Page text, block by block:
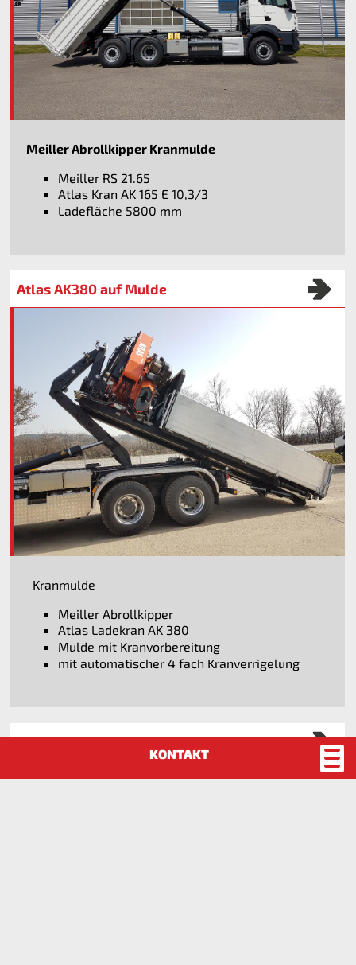
Meiller Abrollkipper Kranmulde
Meiller RS 21.65
Atlas Kran AK 165 E 10,3/3
Ladefläche 5800 mm
Atlas AK380 auf Mulde
Kranmulde
Meiller Abrollkipper
Atlas Ladekran AK 380
Mulde mit Kranvorbereitung
mit automatischer 4 fach Kranverrigelung
Kranmulde mit Dreiseitenkipper